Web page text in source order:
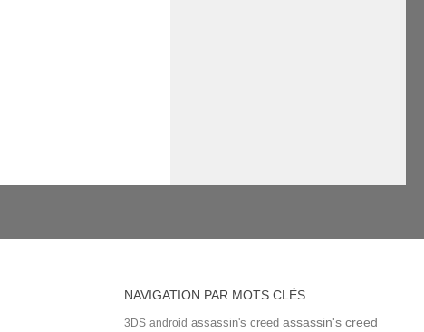
NAVIGATION PAR MOTS CLÉS
3DS android assassin's creed assassin's creed